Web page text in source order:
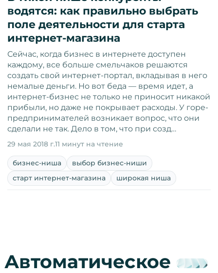
водятся: как правильно выбрать
поле деятельности для старта
интернет-магазина
Сейчас, когда бизнес в интернете доступен
каждому, все больше смельчаков решаются
создать свой интернет-портал, вкладывая в него
немалые деньги. Но вот беда­ — ­время идет, а
интернет-бизнес не только не приносит никакой
прибыли, но даже не покрывает расходы. У горе-
предпринимателей возникает вопрос, что они
сделали не так. Дело в том, что при созд…
29 мая 2018 г.11 минут на чтение
бизнес-ниша
выбор бизнес-ниши
старт интернет-магазина
широкая ниша
Автоматическое